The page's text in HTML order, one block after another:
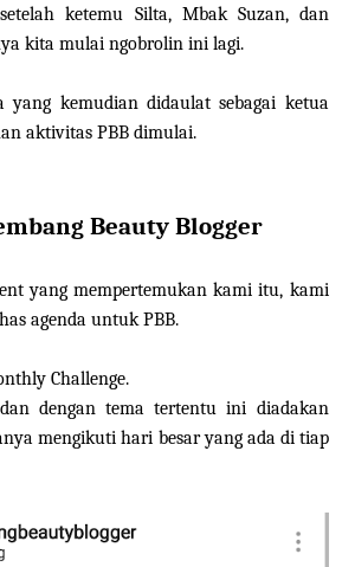
ketemu Silta, Mbak Suzan, dan
kita mulai ngobrolin ini lagi.
yang kemudian didaulat sebagai ketua
aktivitas PBB dimulai.
Beauty Blogger
yang mempertemukan kami itu, kami
agenda untuk PBB.
Challenge.
dengan tema tertentu ini diadakan
mengikuti hari besar yang ada di tiap